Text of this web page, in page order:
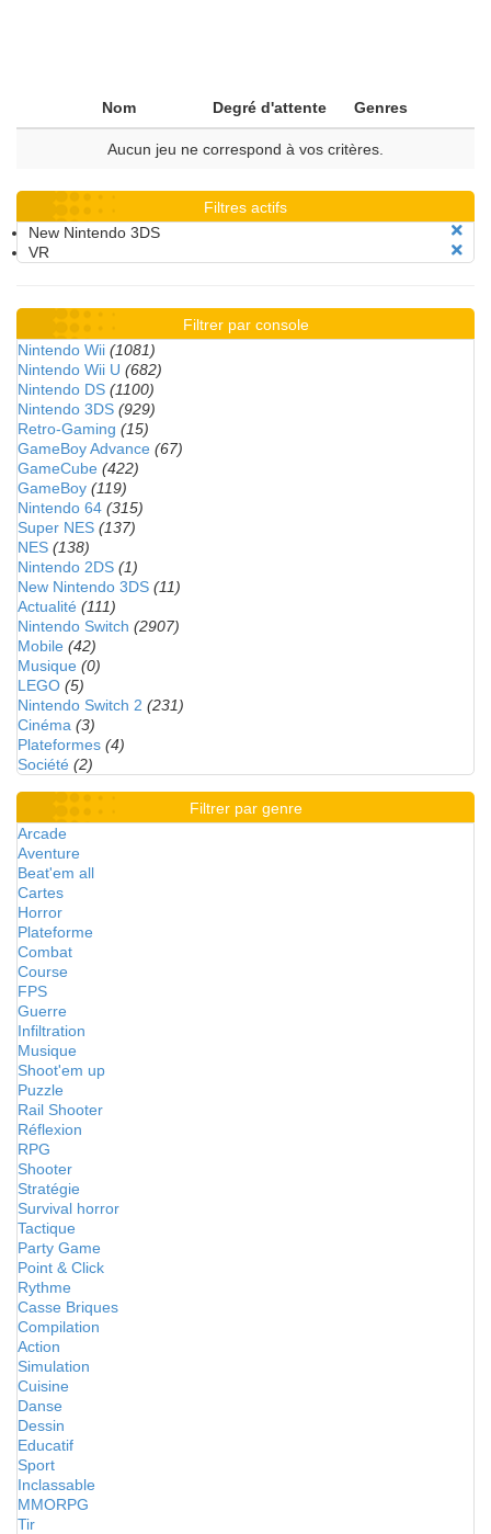
Nom Degré d'attente Genres
Aucun jeu ne correspond à vos critères.
Filtres actifs
New Nintendo 3DS
VR
Filtrer par console
Nintendo Wii (1081)
Nintendo Wii U (682)
Nintendo DS (1100)
Nintendo 3DS (929)
Retro-Gaming (15)
GameBoy Advance (67)
GameCube (422)
GameBoy (119)
Nintendo 64 (315)
Super NES (137)
NES (138)
Nintendo 2DS (1)
New Nintendo 3DS (11)
Actualité (111)
Nintendo Switch (2907)
Mobile (42)
Musique (0)
LEGO (5)
Nintendo Switch 2 (231)
Cinéma (3)
Plateformes (4)
Société (2)
Filtrer par genre
Arcade
Aventure
Beat'em all
Cartes
Horror
Plateforme
Combat
Course
FPS
Guerre
Infiltration
Musique
Shoot'em up
Puzzle
Rail Shooter
Réflexion
RPG
Shooter
Stratégie
Survival horror
Tactique
Party Game
Point & Click
Rythme
Casse Briques
Compilation
Action
Simulation
Cuisine
Danse
Dessin
Educatif
Sport
Inclassable
MMORPG
Tir